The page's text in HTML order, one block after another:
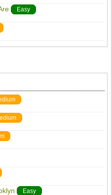
Easy
Easy